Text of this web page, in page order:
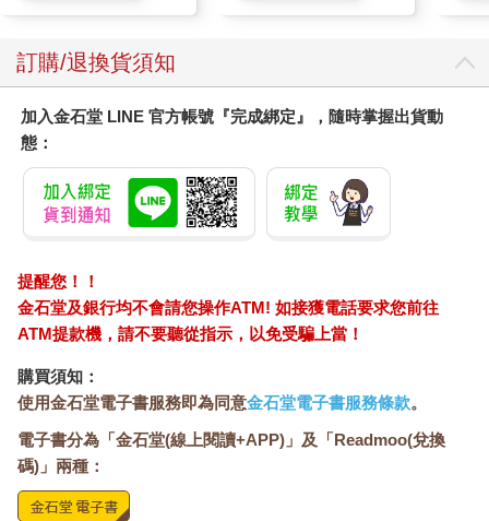
訂購/退換貨須知
加入金石堂 LINE 官方帳號『完成綁定』，隨時掌握出貨動
態：
提醒您！！
金石堂及銀行均不會請您操作ATM! 如接獲電話要求您前往
ATM提款機，請不要聽從指示，以免受騙上當！
購買須知：
使用金石堂電子書服務即為同意金石堂電子書服務條款。
電子書分為「金石堂(線上閱讀+APP)」及「Readmoo(兌換
碼)」兩種：